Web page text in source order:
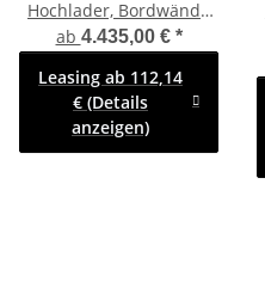
Hochlader, Bordwände
30cm -2700kg- Lfh: 63cm
-195/50R13 mit
Hochplane SP-Line
ab 4.435,00 € *
Leasing ab 112,14
€ (Details
anzeigen)